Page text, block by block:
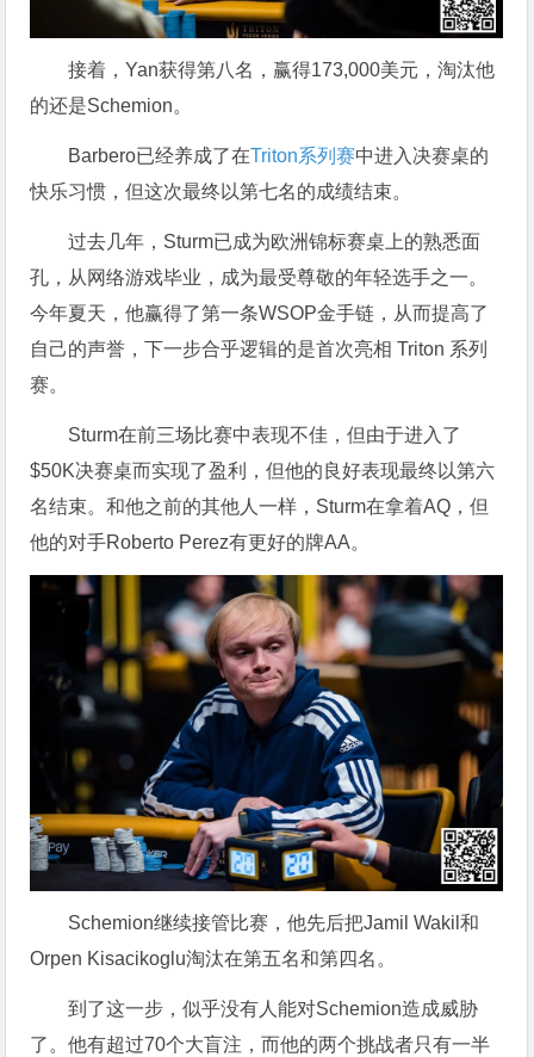
接着，Yan获得第八名，赢得173,000美元，淘汰他
的还是Schemion。
Barbero已经养成了在Triton系列赛中进入决赛桌的
快乐习惯，但这次最终以第七名的成绩结束。
过去几年，Sturm已成为欧洲锦标赛桌上的熟悉面
孔，从网络游戏毕业，成为最受尊敬的年轻选手之一。
今年夏天，他赢得了第一条WSOP金手链，从而提高了
自己的声誉，下一步合乎逻辑的是首次亮相 Triton 系列
赛。
Sturm在前三场比赛中表现不佳，但由于进入了
$50K决赛桌而实现了盈利，但他的良好表现最终以第六
名结束。和他之前的其他人一样，Sturm在拿着AQ，但
他的对手Roberto Perez有更好的牌AA。
Schemion继续接管比赛，他先后把Jamil Wakil和
Orpen Kisacikoglu淘汰在第五名和第四名。
到了这一步，似乎没有人能对Schemion造成威胁
了。他有超过70个大盲注，而他的两个挑战者只有一半